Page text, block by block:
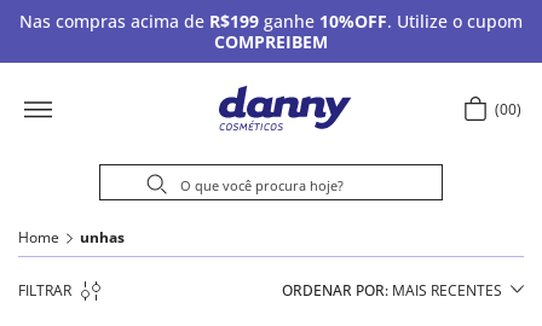
Nas compras acima de R$199 ganhe 10%OFF. Utilize o cupom
COMPREIBEM
00
Home unhas
FILTRAR ORDENAR POR MAIS RECENTES